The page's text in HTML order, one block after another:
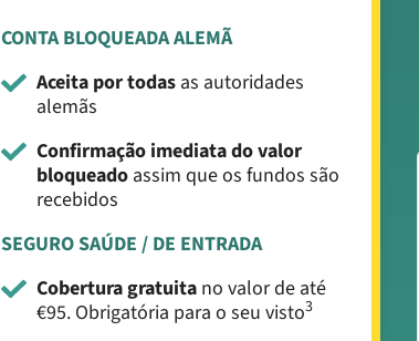
CONTA BLOQUEADA ALEMÃ
Aceita por todasas autoridades
alemãs
Confirmação imediata do valor
bloqueadoassim que os fundos são
recebidos
SEGURO SAÚDE / DE ENTRADA
Cobertura gratuita no valor de até
€95. Obrigatória para o seu visto3